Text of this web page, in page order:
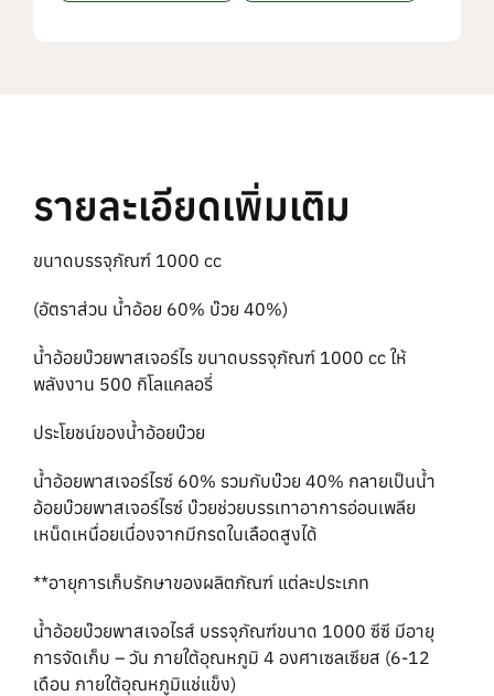
รายละเอียดเพิ่มเติม
ขนาดบรรจุภัณฑ์ 1000 cc
(อัตราส่วน น้ำอ้อย 60% บ๊วย 40%)
น้ำอ้อยบ๊วยพาสเจอร์ไร ขนาดบรรจุภัณฑ์ 1000 cc ให้
พลังงาน 500 กิโลแคลอรี่
ประโยชน์ของน้ำอ้อยบ๊วย
น้ำอ้อยพาสเจอร์ไรซ์ 60% รวมกับบ๊วย 40% กลายเป็นน้ำ
อ้อยบ๊วยพาสเจอร์ไรซ์ บ๊วยช่วยบรรเทาอาการอ่อนเพลีย
เหน็ดเหนื่อยเนื่องจากมีกรดในเลือดสูงได้
**อายุการเก็บรักษาของผลิตภัณฑ์ แต่ละประเภท
น้ำอ้อยบ๊วยพาสเจอไรส์ บรรจุภัณฑ์ขนาด 1000 ซีซี มีอายุ
การจัดเก็บ – วัน ภายใต้อุณหภูมิ 4 องศาเซลเซียส (6-12
เดือน ภายใต้อุณหภูมิแช่แข็ง)